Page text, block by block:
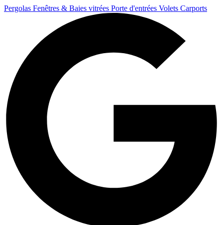
Pergolas Fenêtres & Baies vitrées Porte d'entrées Volets Carports